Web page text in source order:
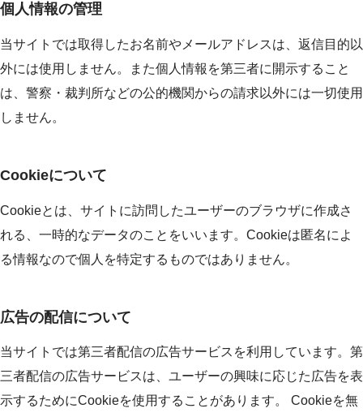
個人情報の管理
当サイトでは取得したお名前やメールアドレスは、返信目的以
外には使用しません。また個人情報を第三者に開示すること
は、警察・裁判所などの公的機関からの請求以外には一切使用
しません。
Cookieについて
Cookieとは、サイトに訪問したユーザーのブラウザに作成さ
れる、一時的なデータのことをいいます。Cookieは匿名によ
る情報なので個人を特定するものではありません。
広告の配信について
当サイトでは第三者配信の広告サービスを利用しています。第
三者配信の広告サービスは、ユーザーの興味に応じた広告を表
示するためにCookieを使用することがあります。 Cookieを無